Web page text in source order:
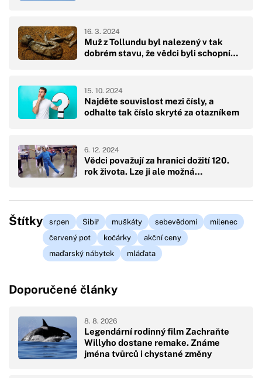
Muž z Tollundu byl nalezený v tak
dobrém stavu, že vědci byli schopní…
16. 3. 2024
Najděte souvislost mezi čísly, a
odhalte tak číslo skryté za otazníkem
15. 10. 2024
Vědci považují za hranici dožití 120.
rok života. Lze ji ale možná…
6. 12. 2024
Štítky srpen Sibiř muškáty sebevědomí
milenec
červený pot
kočárky
akční ceny
maďarský nábytek
mláďata
Doporučené články
Legendární rodinný film Zachraňte
Willyho dostane remake. Známe
jména tvůrců i chystané změny
8. 8. 2026